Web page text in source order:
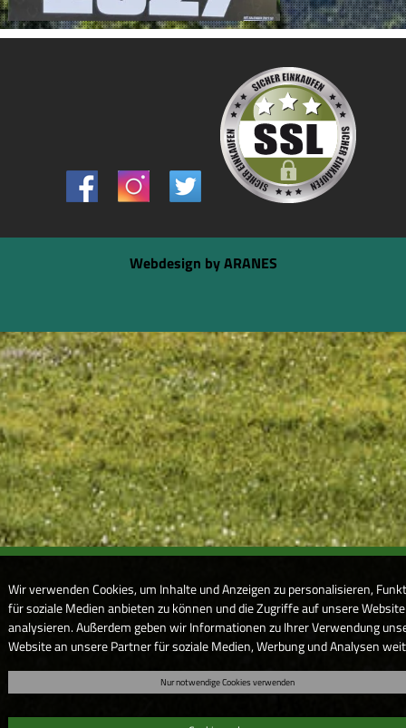
Webdesign by ARANES
Wir verwenden Cookies, um Inhalte und Anzeigen zu personalisieren,
für soziale Medien anbieten zu können und die Zugriffe auf unsere
analysieren. Außerdem geben wir Informationen zu Ihrer Verwendung
Website an unsere Partner für soziale Medien, Werbung und Analysen
zusammen, die Sie ihnen bereitgestellt haben oder die sie im Rahmen Ihrer
können Sie diese jederzeit in der Datenschutzerklärung wieder widerrufen.
Nur notwendige Cookies verwenden